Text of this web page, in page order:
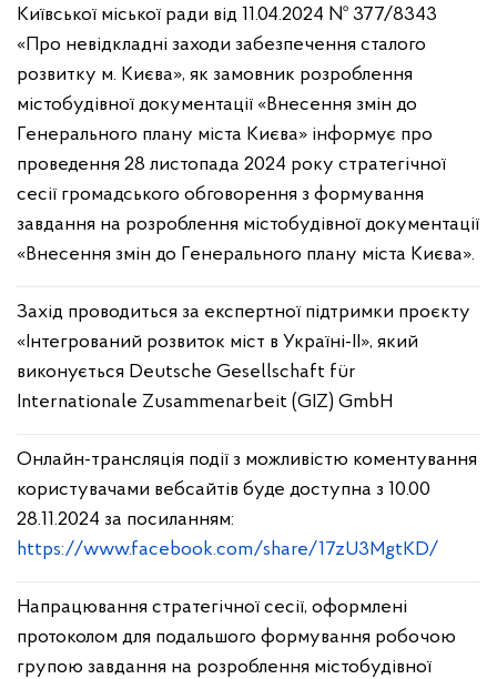
Київської міської ради від 11.04.2024 № 377/8343
«Про невідкладні заходи забезпечення сталого
розвитку м. Києва», як замовник розроблення
містобудівної документації «Внесення змін до
Генерального плану міста Києва» інформує про
проведення 28 листопада 2024 року стратегічної
сесії громадського обговорення з формування
завдання на розроблення містобудівної документації
«Внесення змін до Генерального плану міста Києва».
Захід проводиться за експертної підтримки проєкту
«Інтегрований розвиток міст в Україні-ІІ», який
виконується Deutsche Gesellschaft für
Internationale Zusammenarbeit (GIZ) GmbH
Онлайн-трансляція події з можливістю коментування
користувачами вебсайтів буде доступна з 10.00
28.11.2024 за посиланням:
https://www.facebook.com/share/17zU3MgtKD/
Напрацювання cтратегічної сесії, оформлені
протоколом для подальшого формування робочою
групою завдання на розроблення містобудівної